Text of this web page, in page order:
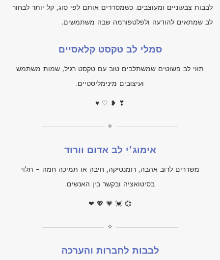
לבבות צבעוניים ומעוצבים. כשמסדרים אותם לפי סוג, קל יותר לבחור
לב שמתאים להודעה ולפלטפורמה שבה משתמשים.
סמלי לב טקסט קלאסיים
תווי לב פשוטים שמשתלבים טוב עם טקסט רגיל, שמות משתמש
ועיצובים מינימליסטיים.
♥ ♡ ❥ ❣
✧
אימוג׳י לב אדום וורוד
משדרים לרוב אהבה, רומנטיקה, חיבה או תמיכה חמה – תלוי
בסיטואציה ובקשר בין האנשים.
❤ 💖 💗 💓 💞
✧
לבבות לחברות והערכה